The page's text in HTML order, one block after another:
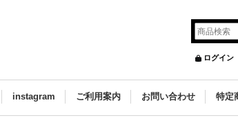
ログイン
instagram ご利用案内 お問い合わせ 特定